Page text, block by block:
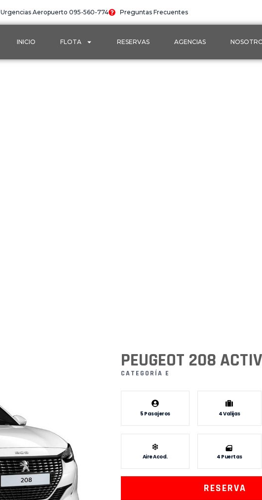
Urgencias Aeropuerto 095-560-774 Preguntas Frecuentes
INICIO FLOTA RESERVAS AGENCIAS
PEUGEOT 208
CATEGORÍA E
5 Pasajeros 4 Valijas
Aire Acod. 4 Puertas
RESERVA